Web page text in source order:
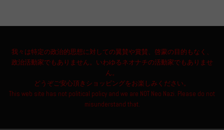
我々は特定の政治的思想に対しての翼賛や賞賛、啓蒙の目的もなく、
政治活動家でもありません。いわゆるネオナチの活動家でもありませ
ん。
どうぞご安心頂きショッピングをお楽しみください。
This web site has not political policy and we are NOT Neo Nazi. Please do not
misunderstand that.